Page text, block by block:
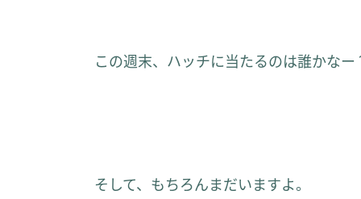
この週末、ハッチに当たるのは誰かな
そして、もちろんまだいますよ。